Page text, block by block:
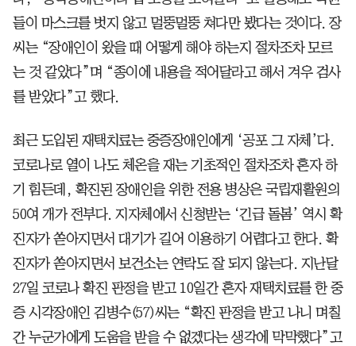
들이 마스크를 벗지 않고 멀뚱멀뚱 쳐다만 봤다는 것이다. 장
씨는 “장애인이 왔을 때 어떻게 해야 하는지 절차조차 모르
는 것 같았다”며 “종이에 내용을 적어달라고 해서 겨우 검사
를 받았다”고 했다.
최근 도입된 재택치료는 중증장애인에게 ‘공포 그 자체’다.
코로나로 열이 나도 체온을 재는 기초적인 절차조차 혼자 하
기 힘든데, 확진된 장애인을 위한 전용 병상은 국립재활원의
50여 개가 전부다. 지자체에서 신청받는 ‘긴급 돌봄’ 역시 확
진자가 쏟아지면서 대기가 길어 이용하기 어렵다고 한다. 확
진자가 쏟아지면서 보건소는 연락도 잘 되지 않는다. 지난달
27일 코로나 확진 판정을 받고 10일간 혼자 재택치료를 한 중
증 시각장애인 김병수(57)씨는 “확진 판정을 받고 나니 며칠
간 누군가에게 도움을 받을 수 없겠다는 생각에 막막했다”고